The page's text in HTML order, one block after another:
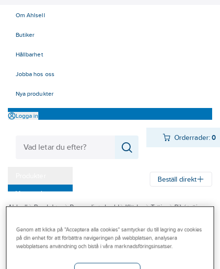
Om Ahlsell
Butiker
Hållbarhet
Jobba hos oss
Nya produkter
Logga in
Orderrader:0
Varumärken
Outlet
Branscher
Beställ direkt
Ahlsell Produkter Personligt skydd Kläder Tröjor Pikétröjor
TOP SWEDE
Pikétröja Top
Genom att klicka på "Acceptera alla cookies" samtycker du till lagring av cookies
på din enhet för att förbättra navigeringen på webbplatsen, analysera
webbplatsens användning och bistå i våra marknadsföringsinsatser.